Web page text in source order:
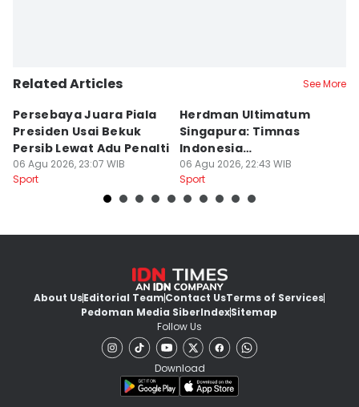
Related Articles See More
Persebaya Juara Piala
Presiden Usai Bekuk
Persib Lewat Adu Penalti
06 Agu 2026, 23:07 WIB
Sport
Herdman Ultimatum
Singapura: Timnas
Indonesia
Berpengalaman dan
Lapar
06 Agu 2026, 22:43 WIB
Sport
About UsEditorial TeamContact UsTerms of Services
Pedoman Media SiberIndexSitemap
Follow Us
Download